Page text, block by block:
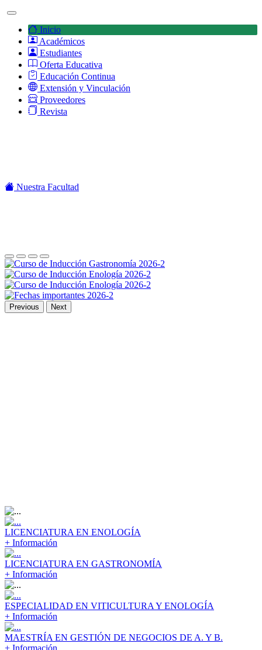
Inicio
Académicos
Estudiantes
Oferta Educativa
Educación Continua
Extensión y Vinculación
Proveedores
Revista
Nuestra Facultad
Previous Next
LICENCIATURA EN ENOLOGÍA
+ Información
LICENCIATURA EN GASTRONOMÍA
+ Información
ESPECIALIDAD EN VITICULTURA Y ENOLOGÍA
+ Información
MAESTRÍA EN GESTIÓN DE NEGOCIOS DE A. Y B.
+ Información